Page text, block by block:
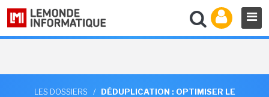
LES DOSSIERS /
DÉDUPLICATION : OPTIMISER LE